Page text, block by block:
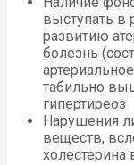
выступать в
развитию
болезнь
табильно
гипертиреоз
Нарушения
веществ,
холестерина